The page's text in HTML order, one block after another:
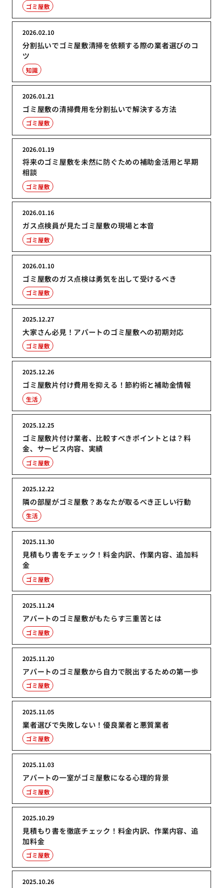
ゴミ屋敷
分割払いでゴミ屋敷清掃を依頼する際の業者選びのコ
ツ
2026.02.10
知識
ゴミ屋敷の清掃費用を分割払いで解決する方法
2026.01.21
ゴミ屋敷
将来のゴミ屋敷を未然に防ぐための補助金活用と早期
相談
2026.01.19
ゴミ屋敷
ガス点検員が見たゴミ屋敷の現場と本音
2026.01.16
ゴミ屋敷
ゴミ屋敷のガス点検は勇気を出して受けるべき
2026.01.10
ゴミ屋敷
大家さん必見！アパートのゴミ屋敷への初期対応
2025.12.27
ゴミ屋敷
ゴミ屋敷片付け費用を抑える！節約術と補助金情報
2025.12.26
生活
ゴミ屋敷片付け業者、比較すべきポイントとは？料
金、サービス内容、実績
2025.12.25
ゴミ屋敷
隣の部屋がゴミ屋敷？あなたが取るべき正しい行動
2025.12.22
生活
見積もり書をチェック！料金内訳、作業内容、追加料
金
2025.11.30
ゴミ屋敷
アパートのゴミ屋敷がもたらす三重苦とは
2025.11.24
ゴミ屋敷
アパートのゴミ屋敷から自力で脱出するための第一歩
2025.11.20
ゴミ屋敷
業者選びで失敗しない！優良業者と悪質業者
2025.11.05
ゴミ屋敷
アパートの一室がゴミ屋敷になる心理的背景
2025.11.03
ゴミ屋敷
見積もり書を徹底チェック！料金内訳、作業内容、追
加料金
2025.10.29
ゴミ屋敷
2025.10.26